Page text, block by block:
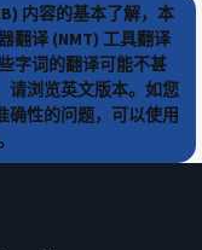
内容的基本了解，本
翻译 (NMT) 工具翻译
字词的翻译可能不甚
请浏览英文版本。如您
确性的问题，可以使用